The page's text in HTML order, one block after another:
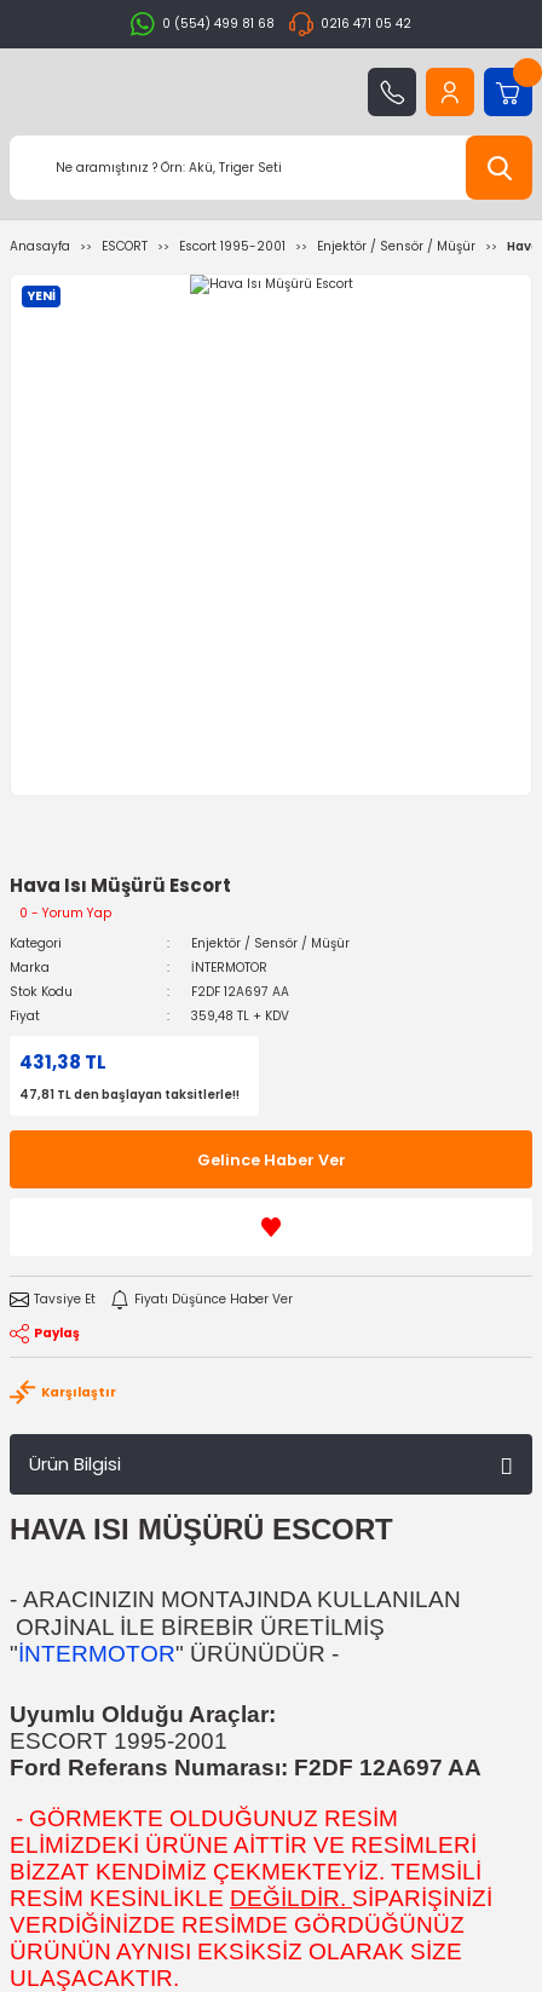
0 (554) 499 81 68 0216 471 05 42
Anasayfa ESCORT Escort 1995-2001 Enjektör / Sensör / Müşür Hava
YENİ
Hava Isı Müşürü Escort
0 - Yorum Yap
Kategori
Enjektör / Sensör / Müşür
Marka
İNTERMOTOR
Stok Kodu
F2DF 12A697 AA
Fiyat
359,48 TL + KDV
431,38 TL
47,81 TL den başlayan taksitlerle!!
Gelince Haber Ver
Tavsiye Et
Fiyatı Düşünce Haber Ver
Paylaş
Karşılaştır
Ürün Bilgisi
HAVA ISI MÜŞÜRÜ ESCORT
- ARACINIZIN MONTAJINDA KULLANILAN
ORJİNAL İLE BİREBİR ÜRETİLMİŞ
"İNTERMOTOR" ÜRÜNÜDÜR -
Uyumlu Olduğu Araçlar:
ESCORT 1995-2001
Ford Referans Numarası: F2DF 12A697 AA
- GÖRMEKTE OLDUĞUNUZ RESİM
ELİMİZDEKİ ÜRÜNE AİTTİR VE RESİMLERİ
BİZZAT KENDİMİZ ÇEKMEKTEYİZ. TEMSİLİ
RESİM KESİNLİKLE DEĞİLDİR. SİPARİŞİNİZİ
VERDİĞİNİZDE RESİMDE GÖRDÜĞÜNÜZ
ÜRÜNÜN AYNISI EKSİKSİZ OLARAK SİZE
ULAŞACAKTIR.